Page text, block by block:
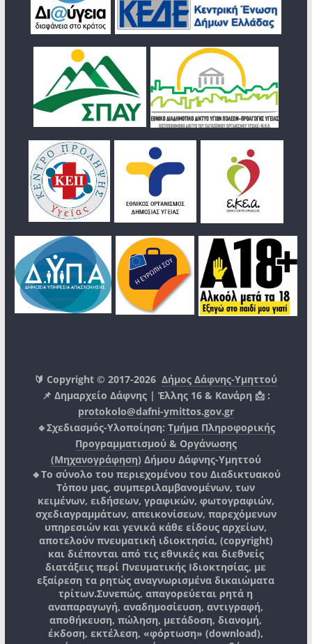
🔰 Copyright © 2017-2026Δήμος Δάφνης-Υμηττού
📌 Δημαρχείο Δάφνης | Έλλης 16 & Κανάρη 📩 :
protokolo@dafni-ymittos.gov.gr
🔹Σχεδιασμός-Υλοποίηση: Τμήμα Πληροφορικής
Προγραμματισμού & Οργάνωσης
(Μηχανογράφηση) Δήμου Δάφνης-Υμηττού
🔸Το σύνολο του περιεχομένου του Διαδικτυακού
Τόπου μας, συμπεριλαμβανομένων, των
κειμένων, ειδήσεων, γραφικών, φωτογραφιών,
σχεδιαγραμμάτων, απεικονίσεων, παρεχόμενων
υπηρεσιών και γενικά κάθε είδους αρχείων,
αποτελούν πνευματική ιδιοκτησία, (copyright)
και διέπονται από τις εθνικές και διεθνείς
διατάξεις περί Πνευματικής Ιδιοκτησίας, με
εξαίρεση τα ρητώς αναγνωρισμένα δικαιώματα
τρίτων.Συνεπώς, απαγορεύεται ρητά η
αναπαραγωγή, αναδημοσίευση, αντιγραφή,
αποθήκευση, πώληση, μετάδοση, διανομή,
έκδοση, εκτέλεση, «φόρτωση» (download),